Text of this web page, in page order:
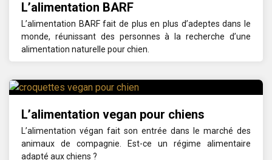
L’alimentation BARF
L’alimentation BARF fait de plus en plus d’adeptes dans le
monde, réunissant des personnes à la recherche d’une
alimentation naturelle pour chien.
L’alimentation vegan pour chiens
L’alimentation végan fait son entrée dans le marché des
animaux de compagnie. Est-ce un régime alimentaire
adapté aux chiens ?